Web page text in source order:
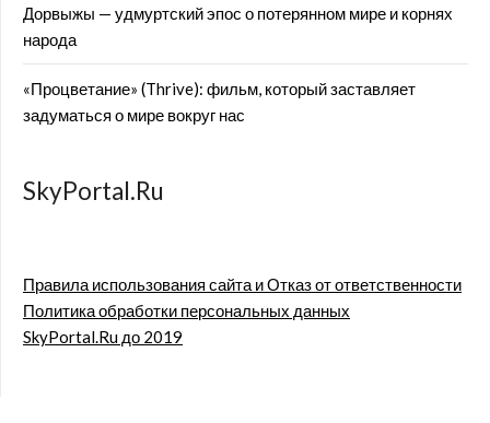
Дорвыжы — удмуртский эпос о потерянном мире и корнях
народа
«Процветание» (Thrive): фильм, который заставляет
задуматься о мире вокруг нас
SkyPortal.Ru
Правила использования сайта и Отказ от ответственности
Политика обработки персональных данных
SkyPortal.Ru до 2019